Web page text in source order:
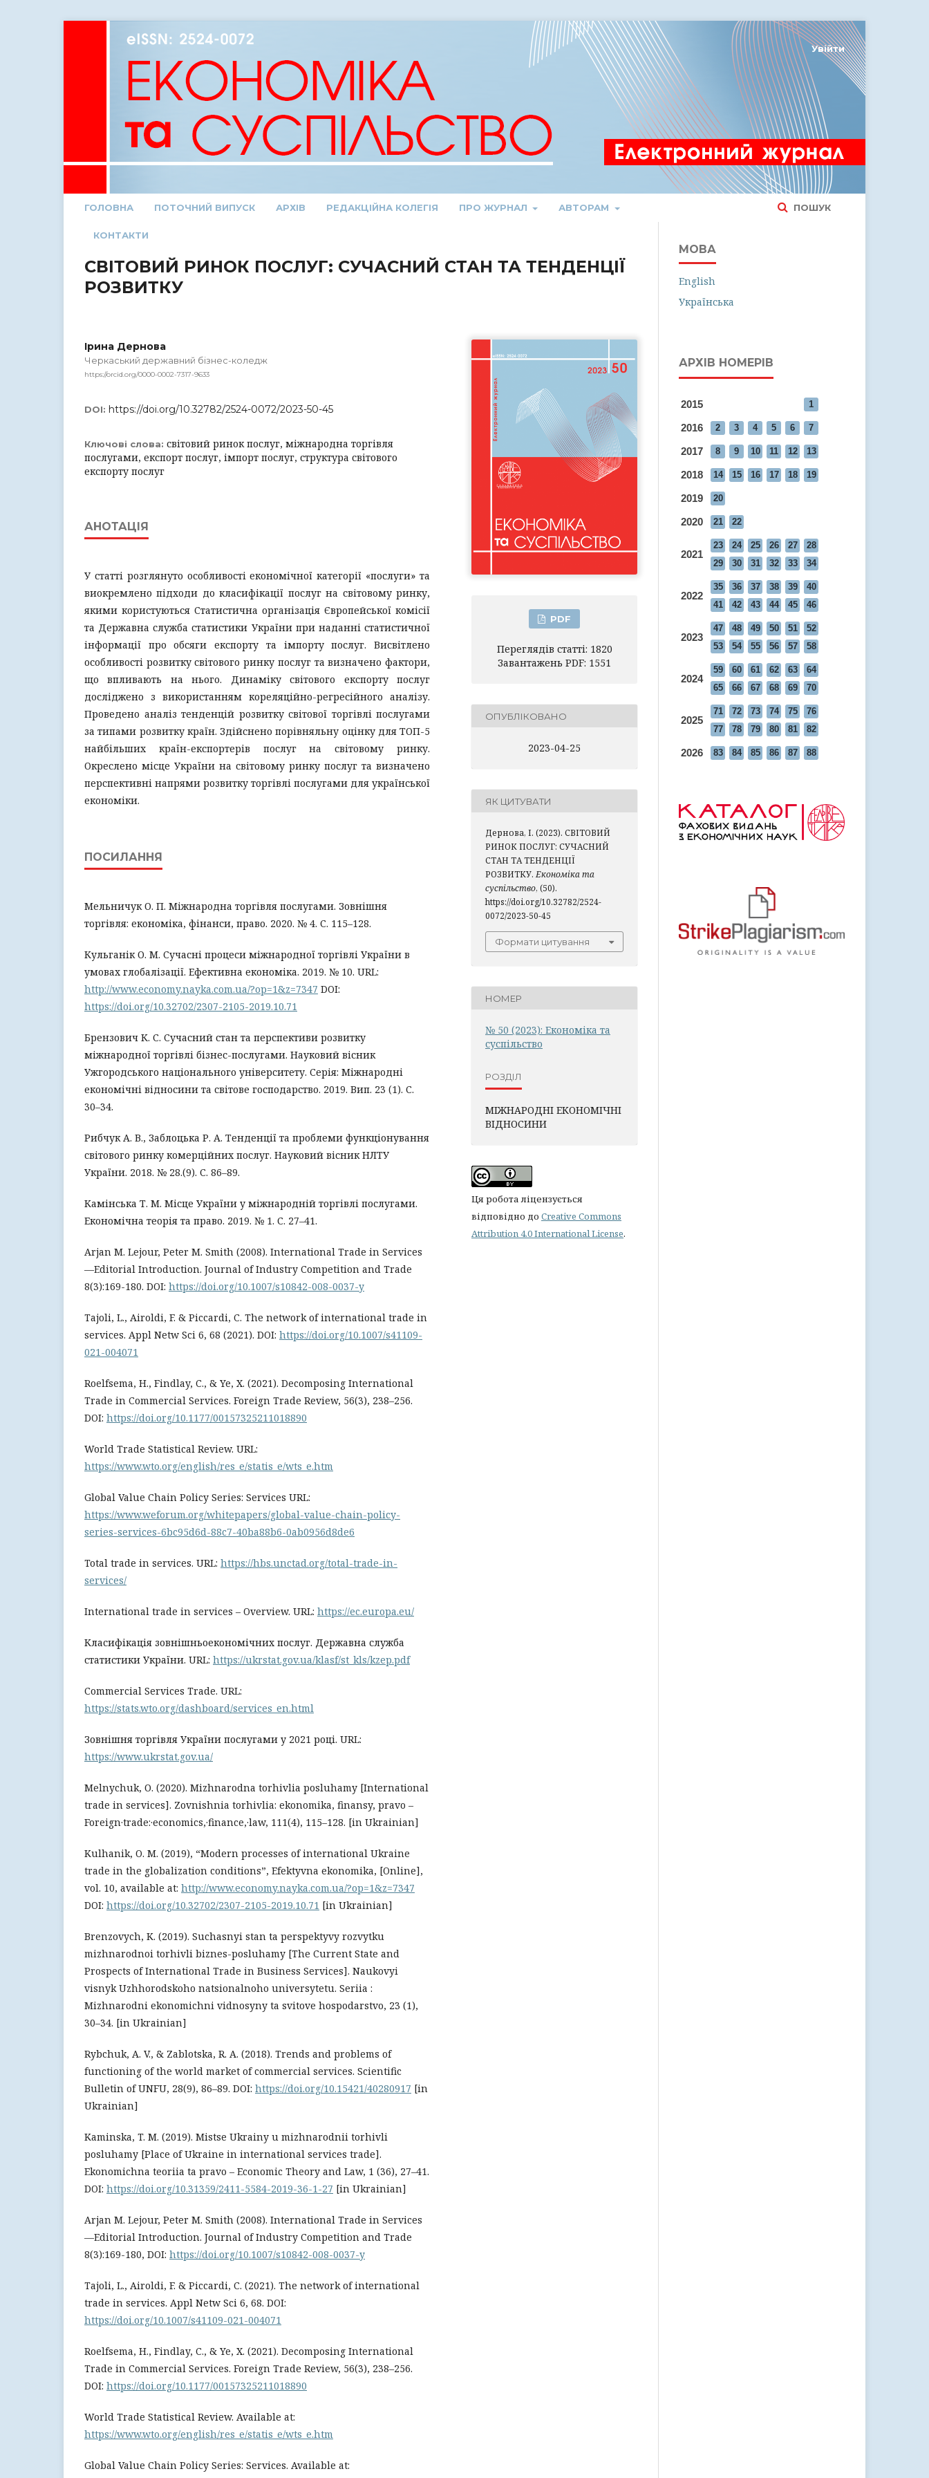
ГОЛОВНА ПОТОЧНИЙ ВИПУСК АРХІВ РЕДАКЦІЙНА КОЛЕГІЯ ПРО ЖУРНАЛ АВТОРАМ
КОНТАКТИ
ПОШУК
Увійти
СВІТОВИЙ РИНОК ПОСЛУГ: СУЧАСНИЙ СТАН ТА ТЕНДЕНЦІЇ
РОЗВИТКУ
Ірина Дернова
Черкаський державний бізнес-коледж
https://orcid.org/0000-0002-7317-9633
DOI: https://doi.org/10.32782/2524-0072/2023-50-45
Ключові слова: світовий ринок послуг, міжнародна торгівля
послугами, експорт послуг, імпорт послуг, структура світового
експорту послуг
АНОТАЦІЯ
У статті розглянуто особливості економічної категорії «послуги» та
виокремлено підходи до класифікації послуг на світовому ринку,
якими користуються Статистична організація Європейської комісії
та Державна служба статистики України при наданні статистичної
інформації про обсяги експорту та імпорту послуг. Висвітлено
особливості розвитку світового ринку послуг та визначено фактори,
що впливають на нього. Динаміку світового експорту послуг
досліджено з використанням кореляційно-регресійного аналізу.
Проведено аналіз тенденцій розвитку світової торгівлі послугами
за типами розвитку країн. Здійснено порівняльну оцінку для ТОП-5
найбільших країн-експортерів послуг на світовому ринку.
Окреслено місце України на світовому ринку послуг та визначено
перспективні напрями розвитку торгівлі послугами для української
економіки.
ПОСИЛАННЯ
Мельничук О. П. Міжнародна торгівля послугами. Зовнішня
торгівля: економіка, фінанси, право. 2020. № 4. С. 115–128.
Кульганік О. М. Сучасні процеси міжнародної торгівлі України в
умовах глобалізації. Ефективна економіка. 2019. № 10. URL:
http://www.economy.nayka.com.ua/?op=1&z=7347 DOI:
https://doi.org/10.32702/2307-2105-2019.10.71
Брензович К. С. Сучасний стан та перспективи розвитку
міжнародної торгівлі бізнес-послугами. Науковий вісник
Ужгородського національного університету. Серія: Міжнародні
економічні відносини та світове господарство. 2019. Вип. 23 (1). С.
30–34.
Рибчук А. В., Заблоцька Р. А. Тенденції та проблеми функціонування
світового ринку комерційних послуг. Науковий вісник НЛТУ
України. 2018. № 28.(9). С. 86–89.
Камінська Т. М. Місце України у міжнародній торгівлі послугами.
Економічна теорія та право. 2019. № 1. С. 27–41.
Arjan M. Lejour, Peter M. Smith (2008). International Trade in Services
—Editorial Introduction. Journal of Industry Competition and Trade
8(3):169-180. DOI: https://doi.org/10.1007/s10842-008-0037-y
Tajoli, L., Airoldi, F. & Piccardi, C. The network of international trade in
services. Appl Netw Sci 6, 68 (2021). DOI: https://doi.org/10.1007/s41109-
021-004071
Roelfsema, H., Findlay, C., & Ye, X. (2021). Decomposing International
Trade in Commercial Services. Foreign Trade Review, 56(3), 238–256.
DOI: https://doi.org/10.1177/00157325211018890
World Trade Statistical Review. URL:
https://www.wto.org/english/res_e/statis_e/wts_e.htm
Global Value Chain Policy Series: Services URL:
https://www.weforum.org/whitepapers/global-value-chain-policy-
series-services-6bc95d6d-88c7-40ba88b6-0ab0956d8de6
Total trade in services. URL: https://hbs.unctad.org/total-trade-in-
services/
International trade in services – Overview. URL: https://ec.europa.eu/
Класифікація зовнішньоекономічних послуг. Державна служба
статистики України. URL: https://ukrstat.gov.ua/klasf/st_kls/kzep.pdf
Сommercial Services Trade. URL:
https://stats.wto.org/dashboard/services_en.html
Зовнішня торгівля України послугами у 2021 році. URL:
https://www.ukrstat.gov.ua/
Мelnychuk, О. (2020). Mizhnarodna torhivlia posluhamy [International
trade in services]. Zovnishnia torhivlia: ekonomika, finansy, pravo –
Foreign·trade:·economics,·finance,·law, 111(4), 115–128. [in Ukrainian]
Kulhanik, O. M. (2019), “Modern processes of international Ukraine
trade in the globalization conditions”, Efektyvna ekonomika, [Online],
vol. 10, available at: http://www.economy.nayka.com.ua/?op=1&z=7347
DOI: https://doi.org/10.32702/2307-2105-2019.10.71 [in Ukrainian]
Brenzovych, K. (2019). Suchasnyi stan ta perspektyvy rozvytku
mizhnarodnoi torhivli biznes-posluhamy [The Current State and
Prospects of International Trade in Business Services]. Naukovyi
visnyk Uzhhorodskoho natsionalnoho universytetu. Seriia :
Mizhnarodni ekonomichni vidnosyny ta svitove hospodarstvo, 23 (1),
30–34. [in Ukrainian]
Rybchuk, A. V., & Zablotska, R. A. (2018). Trends and problems of
functioning of the world market of commercial services. Scientific
Bulletin of UNFU, 28(9), 86–89. DOI: https://doi.org/10.15421/40280917 [in
Ukrainian]
Kaminska, T. М. (2019). Mistse Ukrainy u mizhnarodnii torhivli
posluhamy [Place of Ukraine in international services trade].
Ekonomichna teoriia ta pravo – Economic Theory and Law, 1 (36), 27–41.
DOI: https://doi.org/10.31359/2411-5584-2019-36-1-27 [in Ukrainian]
Arjan M. Lejour, Peter M. Smith (2008). International Trade in Services
—Editorial Introduction. Journal of Industry Competition and Trade
8(3):169-180, DOI: https://doi.org/10.1007/s10842-008-0037-y
Tajoli, L., Airoldi, F. & Piccardi, C. (2021). The network of international
trade in services. Appl Netw Sci 6, 68. DOI:
https://doi.org/10.1007/s41109-021-004071
Roelfsema, H., Findlay, C., & Ye, X. (2021). Decomposing International
Trade in Commercial Services. Foreign Trade Review, 56(3), 238–256.
DOI: https://doi.org/10.1177/00157325211018890
World Trade Statistical Review. Available at:
https://www.wto.org/english/res_e/statis_e/wts_e.htm
Global Value Chain Policy Series: Services. Available at:
PDF
Переглядів статті: 1820
Завантажень PDF: 1551
ОПУБЛІКОВАНО
2023-04-25
ЯК ЦИТУВАТИ
Дернова, І. (2023). СВІТОВИЙ
РИНОК ПОСЛУГ: СУЧАСНИЙ
СТАН ТА ТЕНДЕНЦІЇ
РОЗВИТКУ. Економіка та
суспільство, (50).
https://doi.org/10.32782/2524-
0072/2023-50-45
Формати цитування
НОМЕР
№ 50 (2023): Економіка та
суспільство
РОЗДІЛ
МІЖНАРОДНІ ЕКОНОМІЧНІ
ВІДНОСИНИ
Ця робота ліцензується
відповідно до Creative Commons
Attribution 4.0 International License.
МОВА
English
Українська
АРХІВ НОМЕРІВ
2015 1
2016 2 3 4 5 6 7
2017 8 9 10 11 12 13
2018 14 15 16 17 18 19
2019 20
2020 21 22
2021
23 24 25 26 27
28
29
30 31 32 33 34
2022
35 36 37 38 39
40
41
42 43 44 45 46
2023
47 48 49 50 51
52
53
54 55 56 57 58
2024
59 60 61 62 63
64
65
66 67 68 69 70
2025
71 72 73 74 75
76
77
78 79 80 81 82
2026 83 84 85 86 87 88